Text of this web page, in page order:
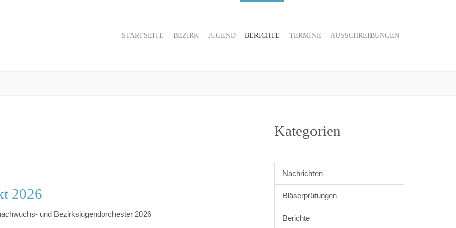
STARTSEITE BEZIRK JUGEND BERICHTE TERMINE AUSSCHREIBUNGEN
2026
und Bezirksjugendorchester 2026
Kategorien
Nachrichten
Bläserprüfungen
Berichte